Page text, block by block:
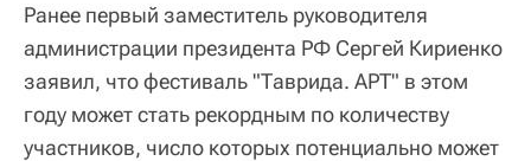
Ранее первый заместитель руководителя
администрации президента РФ Сергей Кириенко
заявил, что фестиваль "Таврида. АРТ" в этом
году может стать рекордным по количеству
участников, число которых потенциально может